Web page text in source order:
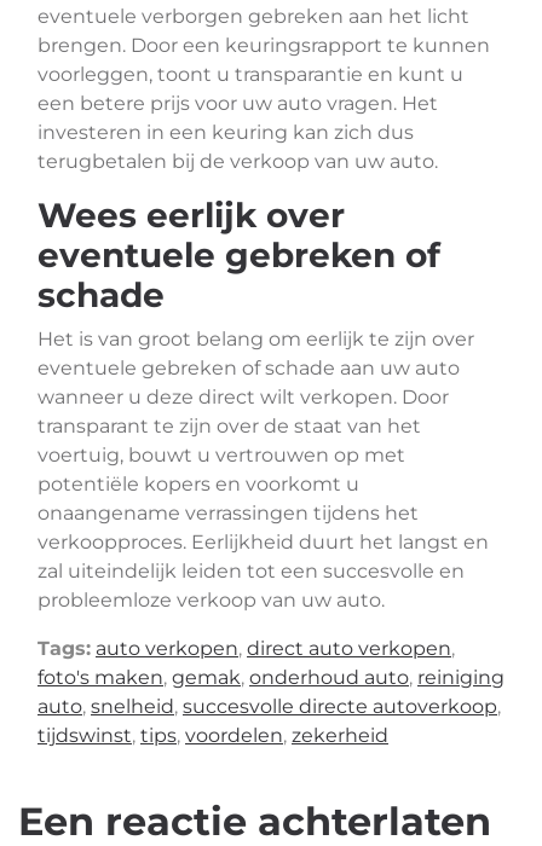
eventuele verborgen gebreken aan het licht
brengen. Door een keuringsrapport te kunnen
voorleggen, toont u transparantie en kunt u
een betere prijs voor uw auto vragen. Het
investeren in een keuring kan zich dus
terugbetalen bij de verkoop van uw auto.
Wees eerlijk over
eventuele gebreken of
schade
Het is van groot belang om eerlijk te zijn over
eventuele gebreken of schade aan uw auto
wanneer u deze direct wilt verkopen. Door
transparant te zijn over de staat van het
voertuig, bouwt u vertrouwen op met
potentiële kopers en voorkomt u
onaangename verrassingen tijdens het
verkoopproces. Eerlijkheid duurt het langst en
zal uiteindelijk leiden tot een succesvolle en
probleemloze verkoop van uw auto.
Tags: auto verkopen, direct auto verkopen,
foto's maken, gemak, onderhoud auto, reiniging
auto, snelheid, succesvolle directe autoverkoop,
tijdswinst, tips, voordelen, zekerheid
Een reactie achterlaten